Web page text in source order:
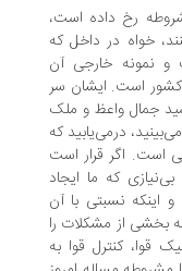
رخ داده است،
در داخل که
خارجی آن
ایشان سر
واعظ و ملک
درمی‌یابید که
قرار است
که ما ایجاد
نسبتی با آن
مشکلات را
کنترل قوا به